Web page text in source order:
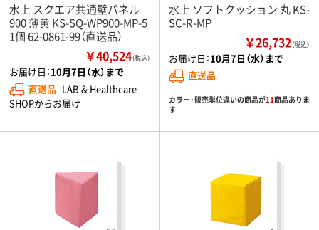
水上 スクエア共通壁パネル
900 薄黄 KS-SQ-WP900-MP-5
1個 62-0861-99（直送品）
￥40,524（税込）
お届け日：10月7日（水）まで
直送品 LAB & Healthcare
SHOPからお届け
水上 ソフトクッション 丸 KS-
SC-R-MP
￥26,732（税込）
お届け日：10月7日（水）まで
直送品
カラー・販売単位違いの商品が11商品ありま
す